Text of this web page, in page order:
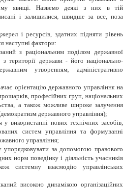
явищі. Назвемо деякі з них в тій
і залишилися, швидше за все, поза
і ресурсів, здатних підняти рівень
наступні фактори:
з раціональним поділом державної
території держави - його національно-
утворенням, адміністративно
орієнтацію державного управління на
професійних груп, національних
а також можливе широке залучення
державного управління);
у використанні нових технічних засобів,
систем управління та формуванні
управління;
за допомогою правового
норм поведінку і діяльність учасників
системну взаємодію управлінських
високою динамікою організаційних